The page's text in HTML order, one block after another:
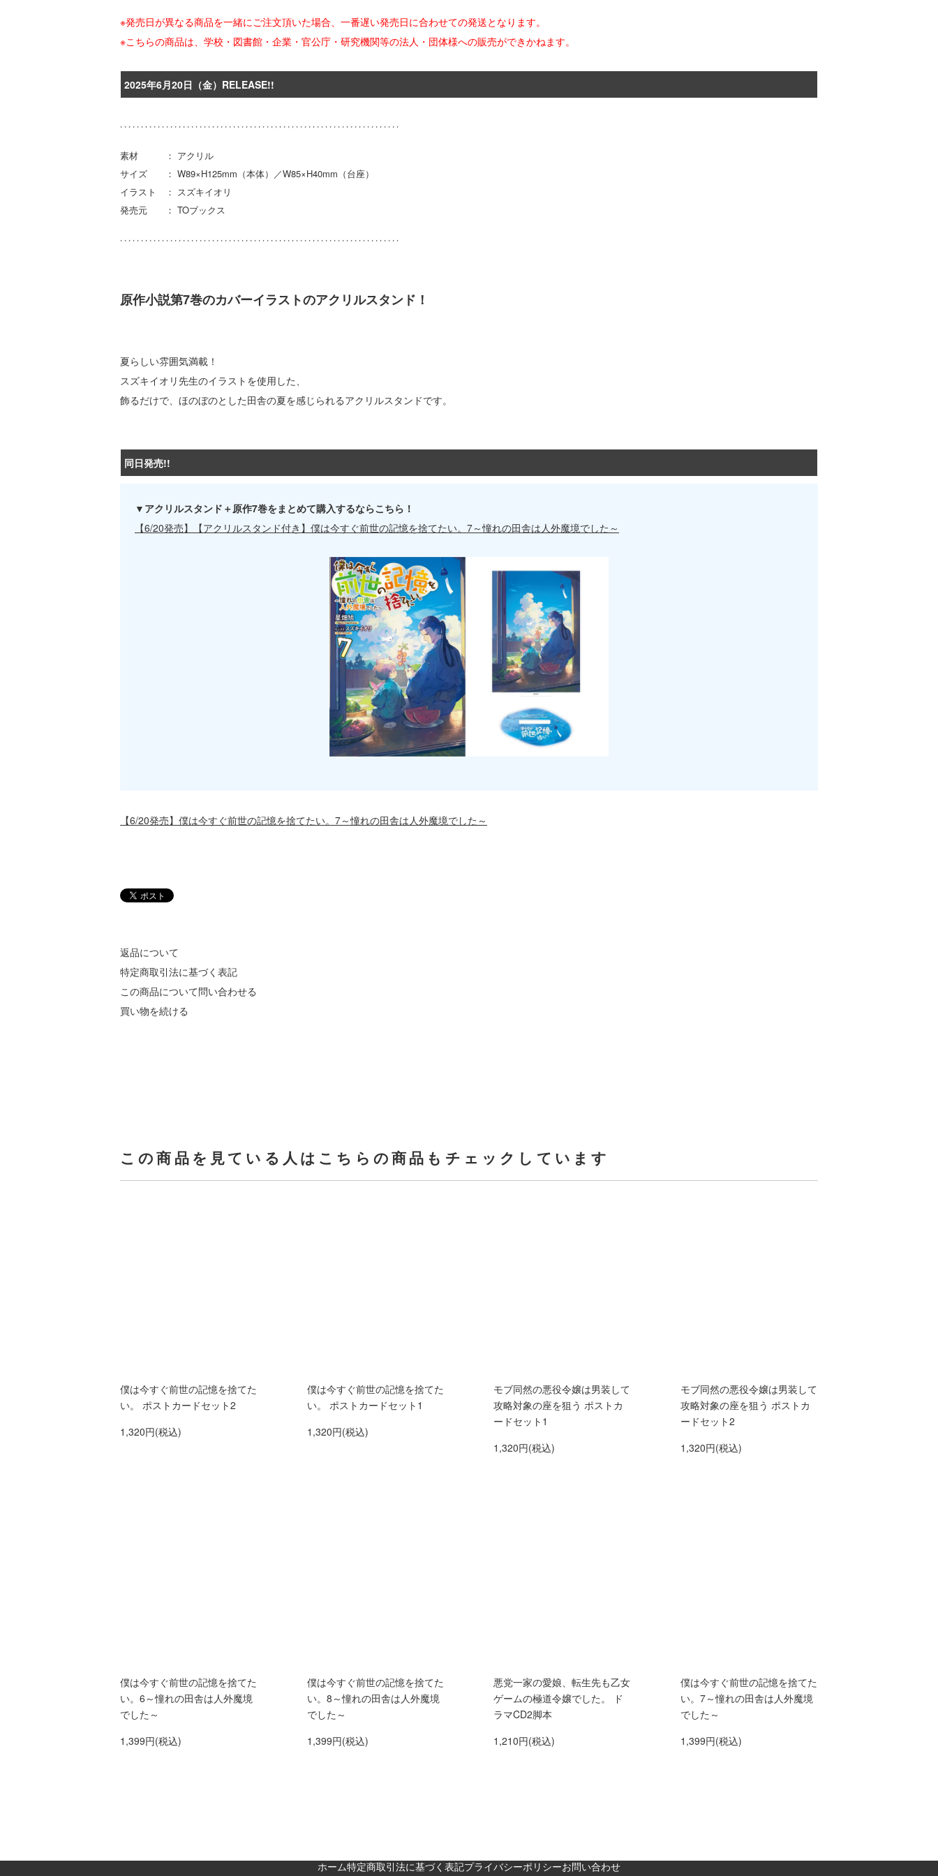
※発売日が異なる商品を一緒にご注文頂いた場合、一番遅い発売日に合わせての発送となります。
※こちらの商品は、学校・図書館・企業・官公庁・研究機関等の法人・団体様への販売ができかねます。
2025年6月20日（金）RELEASE!!
素材 ： アクリル
サイズ ： W89×H125mm（本体）／W85×H40mm（台座）
イラスト ： スズキイオリ
発売元 ： TOブックス
原作小説第7巻のカバーイラストのアクリルスタンド！
夏らしい雰囲気満載！
スズキイオリ先生のイラストを使用した、
飾るだけで、ほのぼのとした田舎の夏を感じられるアクリルスタンドです。
同日発売!!
▼アクリルスタンド＋原作7巻をまとめて購入するならこちら！
【6/20発売】【アクリルスタンド付き】僕は今すぐ前世の記憶を捨てたい。7～憧れの田舎は人外魔境でした～
【6/20発売】僕は今すぐ前世の記憶を捨てたい。7～憧れの田舎は人外魔境でした～
返品について
特定商取引法に基づく表記
この商品について問い合わせる
買い物を続ける
この商品を見ている人はこちらの商品もチェックしています
僕は今すぐ前世の記憶を捨てた
い。 ポストカードセット2
1,320円(税込)
僕は今すぐ前世の記憶を捨てた
い。 ポストカードセット1
1,320円(税込)
モブ同然の悪役令嬢は男装して
攻略対象の座を狙う ポストカ
ードセット1
1,320円(税込)
モブ同然の悪役令嬢は男装して
攻略対象の座を狙う ポストカ
ードセット2
1,320円(税込)
僕は今すぐ前世の記憶を捨てた
い。6～憧れの田舎は人外魔境
でした～
1,399円(税込)
僕は今すぐ前世の記憶を捨てた
い。8～憧れの田舎は人外魔境
でした～
1,399円(税込)
悪党一家の愛娘、転生先も乙女
ゲームの極道令嬢でした。 ド
ラマCD2脚本
1,210円(税込)
僕は今すぐ前世の記憶を捨てた
い。7～憧れの田舎は人外魔境
でした～
1,399円(税込)
ホーム特定商取引法に基づく表記プライバシーポリシーお問い合わせ